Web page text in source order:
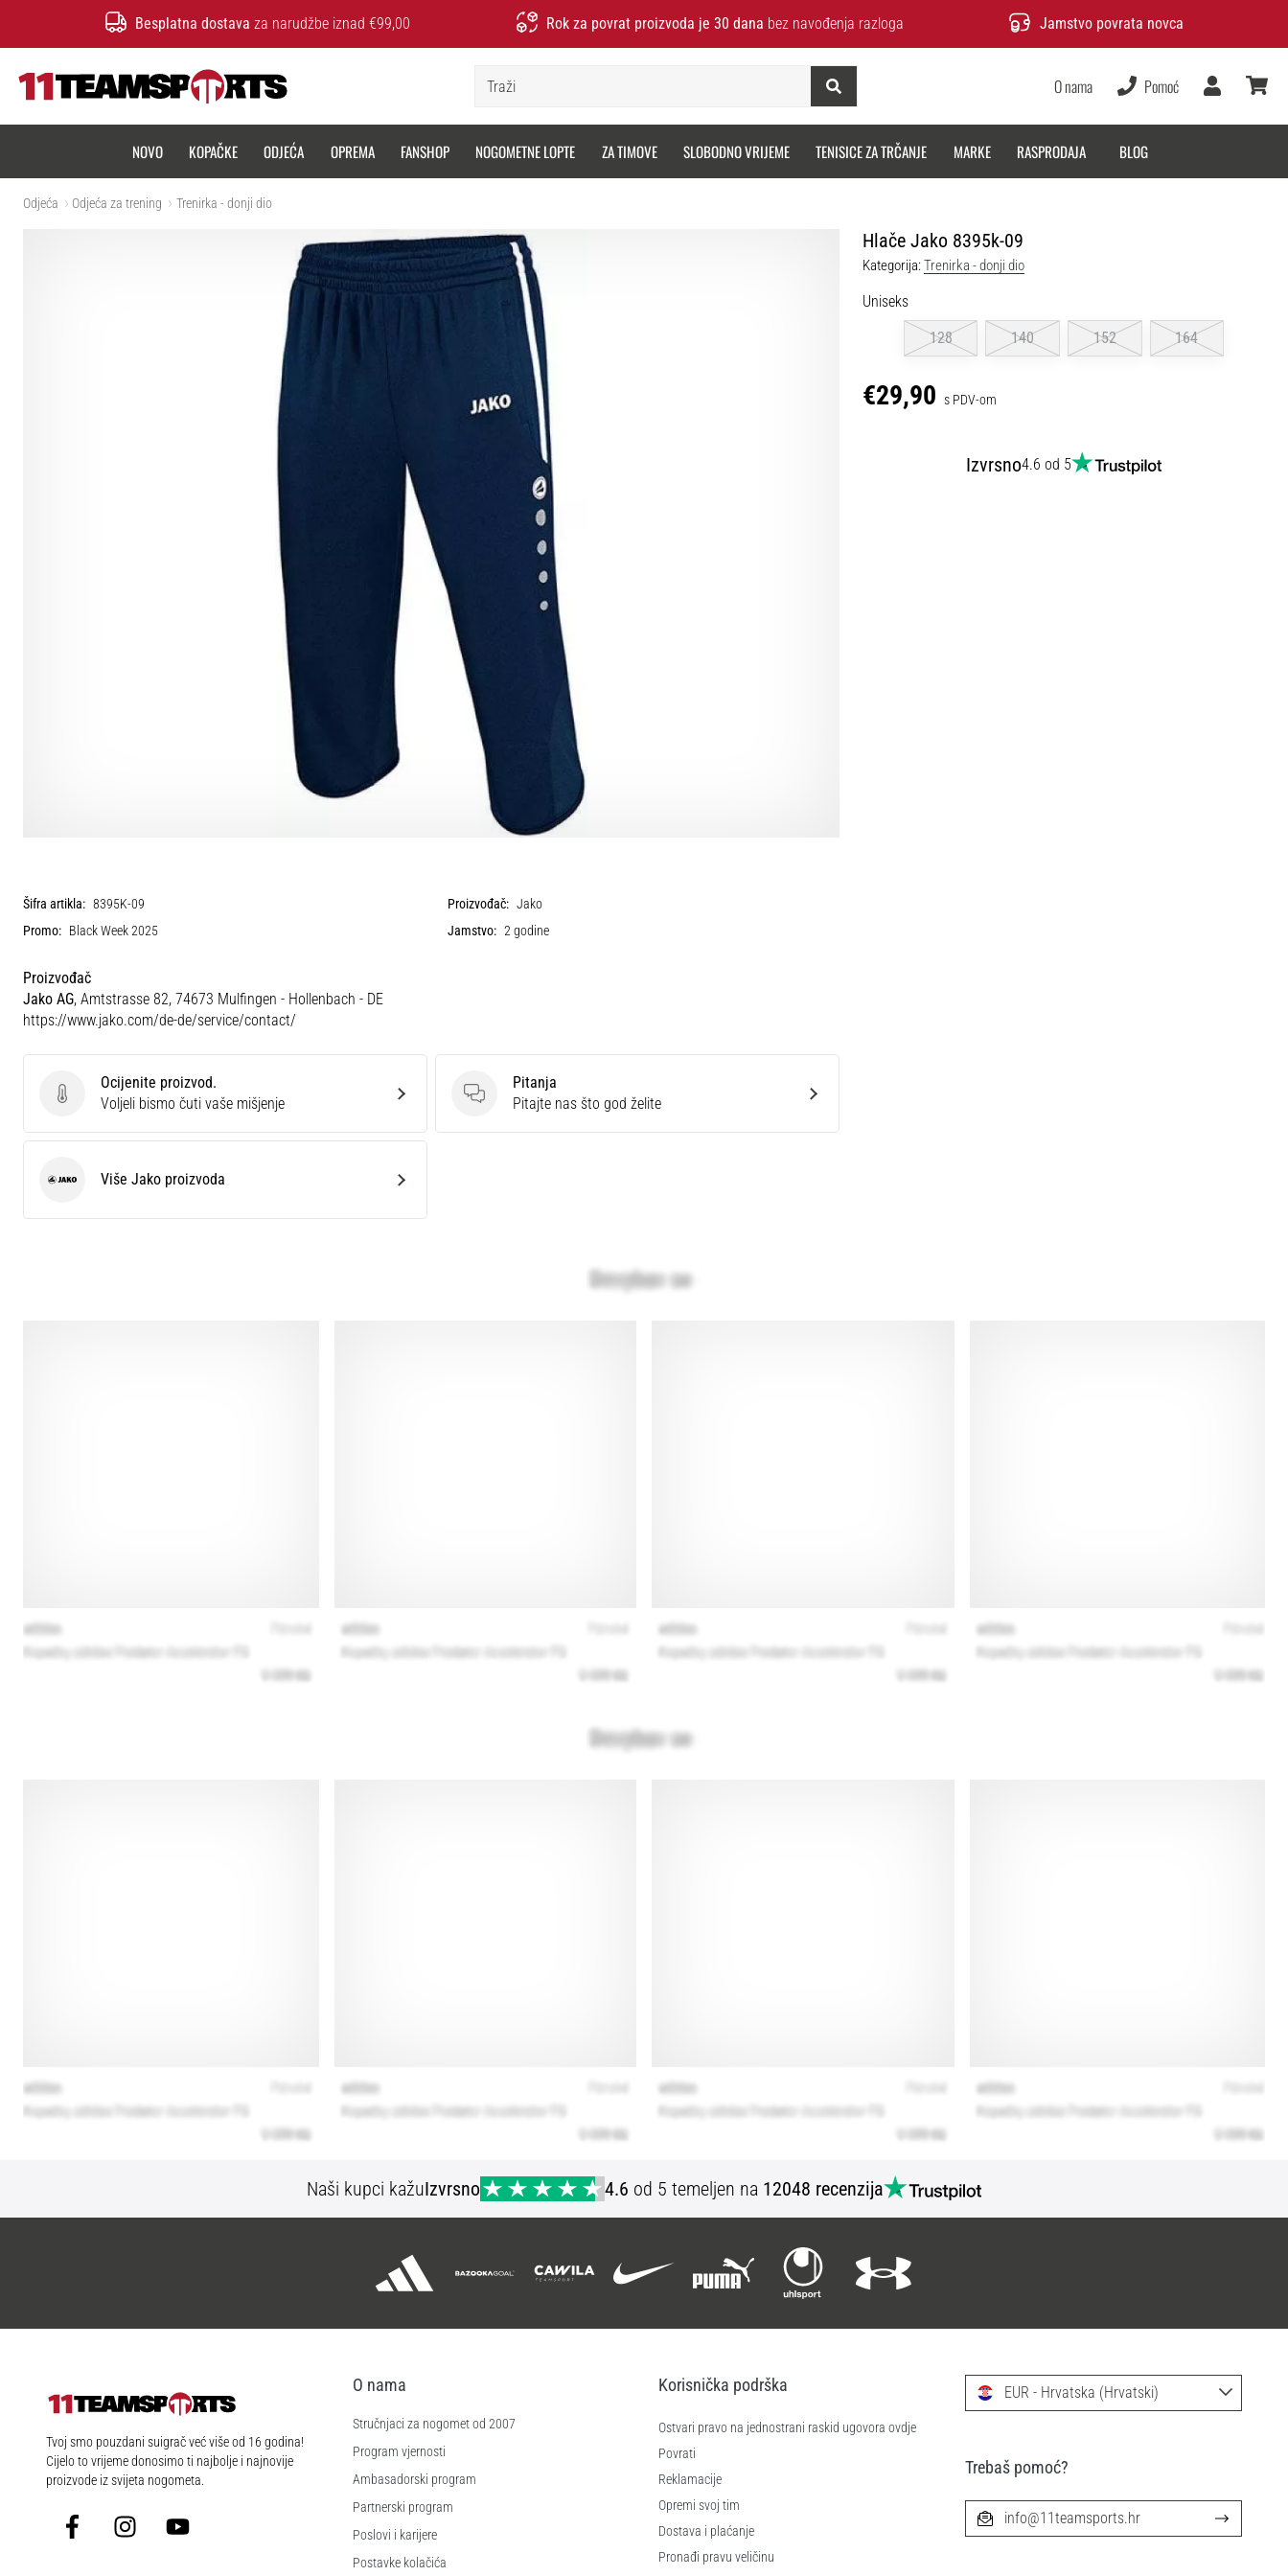
Besplatna dostava za narudžbe iznad €99,00 Rok za povrat proizvoda je 30 dana bez navođenja razloga Jamstvo povrata novca
O nama Pomoć
Korisnik
NOVO KOPAČKE ODJEĆA OPREMA FANSHOP NOGOMETNE LOPTE ZA TIMOVE SLOBODNO VRIJEME TENISICE ZA TRČANJE MARKE RASPRODAJA BLOG
Odjeća Odjeća za trening Trenirka - donji dio
Hlače Jako 8395k-09
Kategorija:Trenirka - donji dio
Uniseks
128
140 152 164
€29,90 s PDV-om
Izvrsno4.6 od 5
Šifra artikla: 8395K-09 Proizvođač: Jako
Promo: Black Week 2025 Jamstvo: 2 godine
Proizvođač
Jako AG, Amtstrasse 82, 74673 Mulfingen - Hollenbach - DE
https://www.jako.com/de-de/service/contact/
Ocijenite proizvod.
Ocijenite proizvod.
Voljeli bismo čuti vaše mišjenje
Pitanja
Pitanja
Pitajte nas što god želite
Jako Više Jako proizvoda
Naši kupci kažuIzvrsno 4.6 od 5 temeljen na 12048 recenzija
11teamsports.hr
Tvoj smo pouzdani suigrač već više od 16 godina!
Cijelo to vrijeme donosimo ti najbolje i najnovije
proizvode iz svijeta nogometa.
FacebookInstagramYouTube
O nama
Stručnjaci za nogomet od 2007
Program vjernosti
Ambasadorski program
Partnerski program
Poslovi i karijere
Postavke kolačića
Korisnička podrška
Ostvari pravo na jednostrani raskid ugovora ovdje
Povrati
Reklamacije
Opremi svoj tim
Dostava i plaćanje
Pronađi pravu veličinu
EUR - Hrvatska (Hrvatski)
Trebaš pomoć?
info@11teamsports.hr